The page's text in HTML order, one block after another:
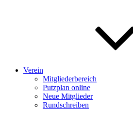
Verein
Mitgliederbereich
Putzplan online
Neue Mitglieder
Rundschreiben